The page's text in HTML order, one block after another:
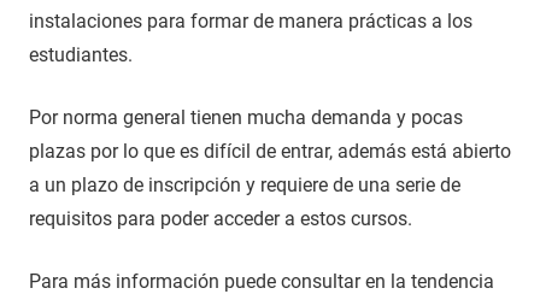
instalaciones para formar de manera prácticas a los
estudiantes.
Por norma general tienen mucha demanda y pocas
plazas por lo que es difícil de entrar, además está abierto
a un plazo de inscripción y requiere de una serie de
requisitos para poder acceder a estos cursos.
Para más información puede consultar en la tendencia